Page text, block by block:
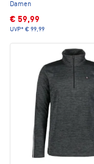
Damen
€ 59,99
UVP* € 99,99